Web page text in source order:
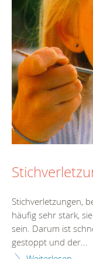
Stichverletzungen,
häufig sehr stark,
sein. Darum ist
gestoppt und der...